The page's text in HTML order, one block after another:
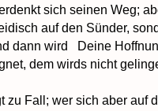
sich seinen Weg;
auf den Sünder,
dann wird Deine
dem wirds nicht
zu Fall; wer sich aber auf